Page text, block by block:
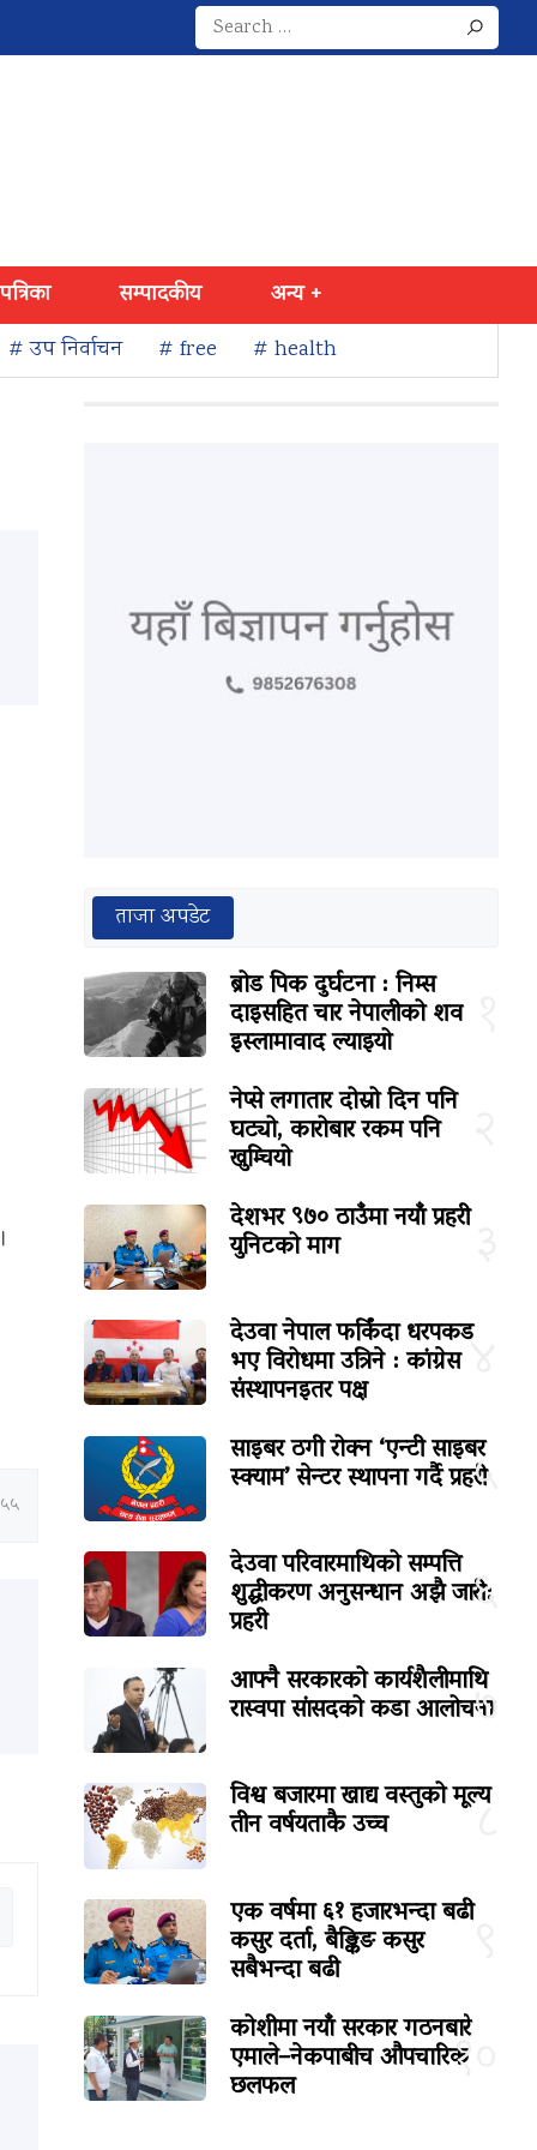
Search
for:
सम्पादकीय
अन्य +
# उप निर्वाचन
# free # health
ताजा अपडेट
ब्रोड पिक दुर्घटना : निम्स
दाइसहित चार नेपालीको शव
इस्लामावाद ल्याइयो
नेप्से लगातार दोस्रो दिन पनि
घट्यो, कारोबार रकम पनि
खुम्चियो
देशभर ९७० ठाउँमा नयाँ प्रहरी
युनिटको माग
४
देउवा नेपाल फर्किंदा धरपकड
भए विरोधमा उत्रिने : कांग्रेस
संस्थापनइतर पक्ष
५
साइबर ठगी रोक्न ‘एन्टी साइबर
स्क्याम’ सेन्टर स्थापना गर्दै प्रहरी
६
देउवा परिवारमाथिको सम्पत्ति
शुद्धीकरण अनुसन्धान अझै जारी:
प्रहरी
७
आफ्नै सरकारको कार्यशैलीमाथि
रास्वपा सांसदको कडा आलोचना
८
विश्व बजारमा खाद्य वस्तुको मूल्य
तीन वर्षयताकै उच्च
एक वर्षमा ६१ हजारभन्दा बढी
कसुर दर्ता, बैङ्किङ कसुर
सबैभन्दा बढी
१०
कोशीमा नयाँ सरकार गठनबारे
एमाले–नेकपाबीच औपचारिक
छलफल